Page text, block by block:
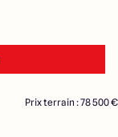
Prix terrain : 78 500 €